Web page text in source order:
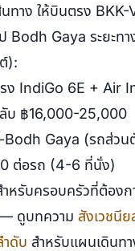
นทาง ให้บินตรง
Bodh Gaya ระยะ
):
ง IndiGo 6E + Air
บ ฿16,000-25,000
Bodh Gaya (รถส่ว
ต่อรถ (4-6 ที่นั่ง)
ำหรับครอบครัวที่ต้องก
ดูบทความ สังเวชนี
ำดับ สำหรับแผนเดินทา